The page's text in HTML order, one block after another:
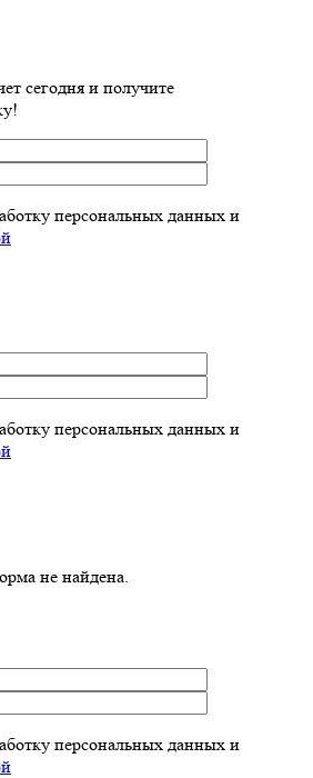
сегодня и получите
персональных данных и
персональных данных и
не найдена.
персональных данных и